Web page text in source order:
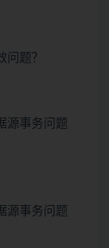
题？
源事务问题
源事务问题